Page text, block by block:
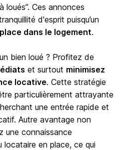
loués”. Ces annonces
d'esprit puisqu’un
dans le logement.
bien loué ? Profitez de
et surtout minimisez
locative. Cette stratégie
particulièrement attrayante
une entrée rapide et
Autre avantage non
une connaissance
en place, ce qui